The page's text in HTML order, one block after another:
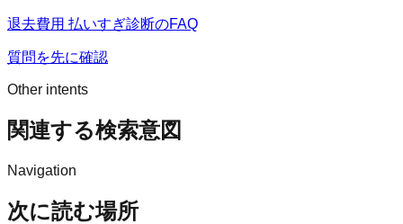
退去費用 払いすぎ診断のFAQ
質問を先に確認
Other intents
関連する検索意図
Navigation
次に読む場所